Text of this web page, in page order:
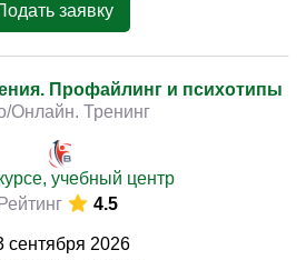
заявку
Профайлинг и психотипы
Онлайн. Тренинг
учебный центр
Рейтинг
4.5
сентября 2026